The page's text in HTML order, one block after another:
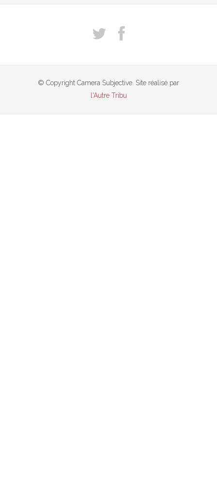
© Copyright Camera Subjective. Site réalisé par
l'Autre Tribu